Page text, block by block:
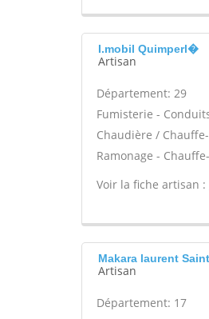
I.mobil Quimperl�
Artisan
Département: 29
Fumisterie -
Chaudière /
Ramonage -
Voir la fiche artisan :
Makara laurent
Artisan
Département: 17